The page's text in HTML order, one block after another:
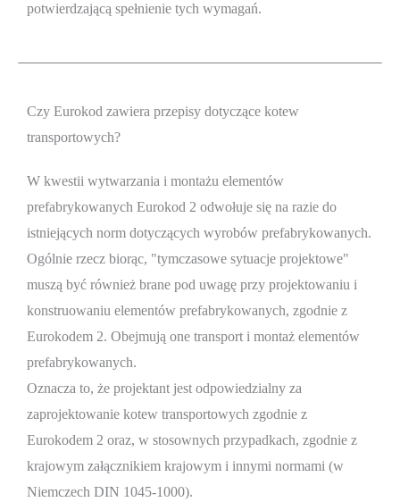
potwierdzającą spełnienie tych wymagań.
Czy Eurokod zawiera przepisy dotyczące kotew
transportowych?
W kwestii wytwarzania i montażu elementów
prefabrykowanych Eurokod 2 odwołuje się na razie do
istniejących norm dotyczących wyrobów prefabrykowanych.
Ogólnie rzecz biorąc, "tymczasowe sytuacje projektowe"
muszą być również brane pod uwagę przy projektowaniu i
konstruowaniu elementów prefabrykowanych, zgodnie z
Eurokodem 2. Obejmują one transport i montaż elementów
prefabrykowanych.
Oznacza to, że projektant jest odpowiedzialny za
zaprojektowanie kotew transportowych zgodnie z
Eurokodem 2 oraz, w stosownych przypadkach, zgodnie z
krajowym załącznikiem krajowym i innymi normami (w
Niemczech DIN 1045-1000).